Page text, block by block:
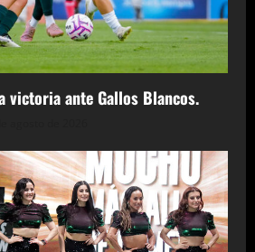
victoria ante Gallos Blancos.